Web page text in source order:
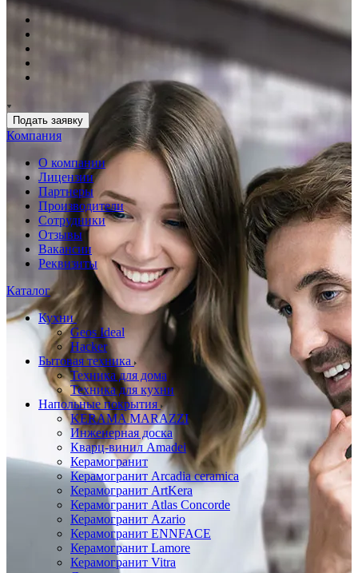
Подать заявку
Компания
О компании
Лицензии
Партнеры
Производители
Сотрудники
Отзывы
Вакансии
Реквизиты
Каталог
Кухни
Geos Ideal
Hacker
Бытовая техника
Техника для дома
Техника для кухни
Напольные покрытия
KERAMA MARAZZI
Инженерная доска
Кварц-винил Amadei
Керамогранит
Керамогранит Arcadia ceramica
Керамогранит ArtKera
Керамогранит Atlas Concorde
Керамогранит Azario
Керамогранит ENNFACE
Керамогранит Lamore
Керамогранит Vitra